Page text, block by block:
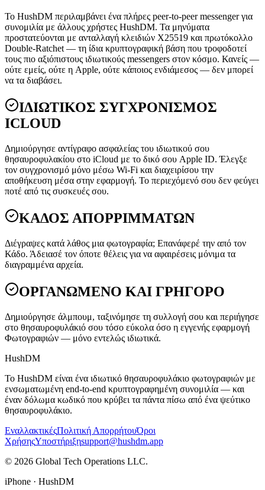
Το HushDM περιλαμβάνει ένα πλήρες peer-to-peer messenger για
συνομιλία με άλλους χρήστες HushDM. Τα μηνύματα
προστατεύονται με ανταλλαγή κλειδιών X25519 και πρωτόκολλο
Double-Ratchet — τη ίδια κρυπτογραφική βάση που τροφοδοτεί
τους πιο αξιόπιστους ιδιωτικούς messengers στον κόσμο. Κανείς —
ούτε εμείς, ούτε η Apple, ούτε κάποιος ενδιάμεσος — δεν μπορεί
να τα διαβάσει.
ΙΔΙΩΤΙΚΟΣ ΣΥΓΧΡΟΝΙΣΜΟΣ
ICLOUD
Δημιούργησε αντίγραφο ασφαλείας του ιδιωτικού σου
θησαυροφυλακίου στο iCloud με το δικό σου Apple ID. Έλεγξε
τον συγχρονισμό μόνο μέσω Wi-Fi και διαχειρίσου την
αποθήκευση μέσα στην εφαρμογή. Το περιεχόμενό σου δεν φεύγει
ποτέ από τις συσκευές σου.
ΚΑΔΟΣ ΑΠΟΡΡΙΜΜΑΤΩΝ
Διέγραψες κατά λάθος μια φωτογραφία; Επανάφερέ την από τον
Κάδο. Άδειασέ τον όποτε θέλεις για να αφαιρέσεις μόνιμα τα
διαγραμμένα αρχεία.
ΟΡΓΑΝΩΜΕΝΟ ΚΑΙ ΓΡΗΓΟΡΟ
Δημιούργησε άλμπουμ, ταξινόμησε τη συλλογή σου και περιήγησε
στο θησαυροφυλάκιό σου τόσο εύκολα όσο η εγγενής εφαρμογή
Φωτογραφιών — μόνο εντελώς ιδιωτικά.
HushDM
Το HushDM είναι ένα ιδιωτικό θησαυροφυλάκιο φωτογραφιών με
ενσωματωμένη end-to-end κρυπτογραφημένη συνομιλία — και
έναν δόλωμα κωδικό που κρύβει τα πάντα πίσω από ένα ψεύτικο
θησαυροφυλάκιο.
ΕναλλακτικέςΠολιτική ΑπορρήτουΌροι
ΧρήσηςΥποστήριξηsupport@hushdm.app
© 2026 Global Tech Operations LLC.
iPhone · HushDM